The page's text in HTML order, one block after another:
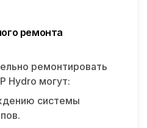
ремонта
ремонтировать
Hydro могут:
системы